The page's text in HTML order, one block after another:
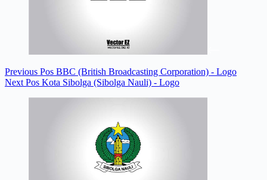
Previous Pos BBC (British Broadcasting Corporation) - Logo
Next Pos Kota Sibolga (Sibolga Nauli) - Logo